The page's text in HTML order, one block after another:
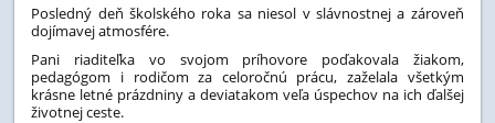
Posledný deň školského roka sa niesol v slávnostnej a zároveň
dojímavej atmosfére.
Pani riaditeľka vo svojom príhovore poďakovala žiakom,
pedagógom i rodičom za celoročnú prácu, zaželala všetkým
krásne letné prázdniny a deviatakom veľa úspechov na ich ďalšej
životnej ceste.